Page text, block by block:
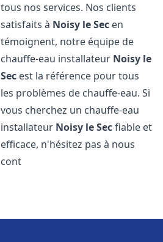
tous nos services. Nos clients
satisfaits à Noisy le Sec en
témoignent, notre équipe de
chauffe-eau installateur Noisy le
Sec est la référence pour tous
les problèmes de chauffe-eau. Si
vous cherchez un chauffe-eau
installateur Noisy le Secfiable et
efficace, n'hésitez pas à nous
cont